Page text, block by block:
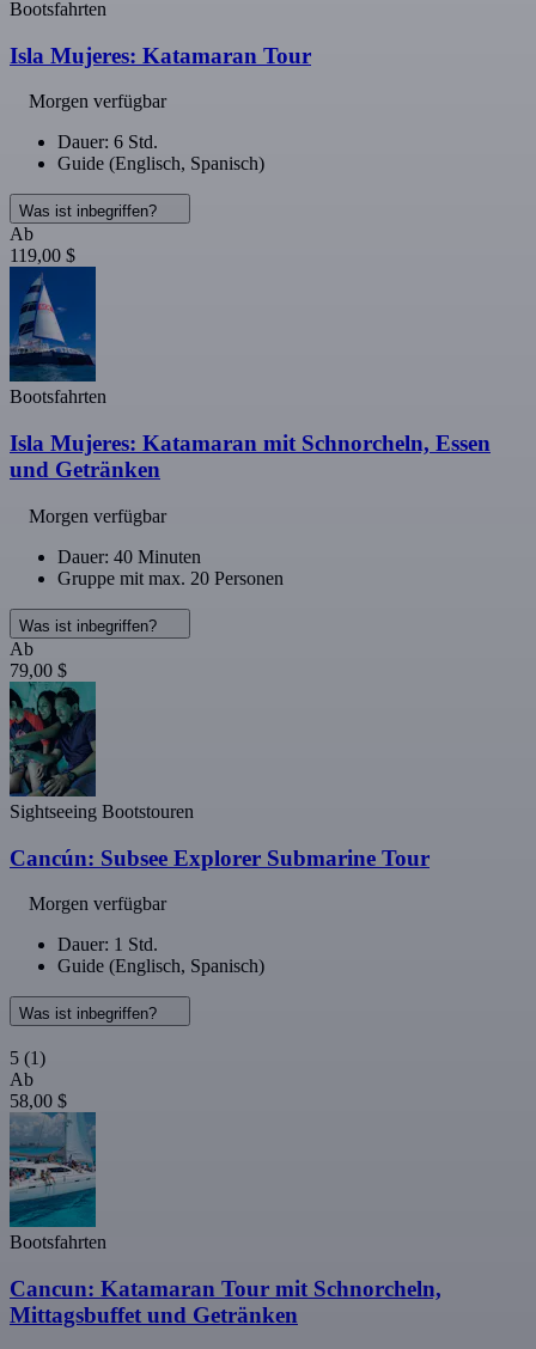
Bootsfahrten
Isla Mujeres: Katamaran Tour
Morgen verfügbar
Dauer: 6 Std.
Guide (Englisch, Spanisch)
Was ist inbegriffen?
Ab
119,00 $
Bootsfahrten
Isla Mujeres: Katamaran mit Schnorcheln, Essen
und Getränken
Morgen verfügbar
Dauer: 40 Minuten
Gruppe mit max. 20 Personen
Was ist inbegriffen?
Ab
79,00 $
Sightseeing Bootstouren
Cancún: Subsee Explorer Submarine Tour
Morgen verfügbar
Dauer: 1 Std.
Guide (Englisch, Spanisch)
Was ist inbegriffen?
5 (1)
Ab
58,00 $
Bootsfahrten
Cancun: Katamaran Tour mit Schnorcheln,
Mittagsbuffet und Getränken